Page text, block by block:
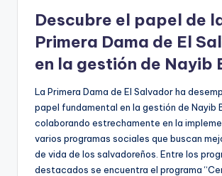
Descubre el papel de
Primera Dama de El
en la gestión de Nayib
La Primera Dama de El Salvador ha
papel fundamental en la gestión de Nayib
colaborando estrechamente en la
varios programas sociales que buscan
de vida de los salvadoreños. Entre los
destacados se encuentra el programa